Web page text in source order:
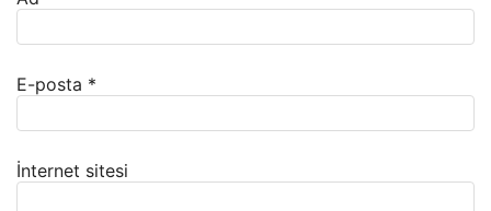
E-posta *
İnternet sitesi